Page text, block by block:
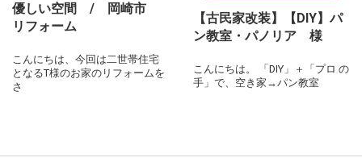
優しい空間 / 岡崎市
リフォーム
こんにちは、今回は二世帯住宅
となるT様のお家のリフォームを
さ
【古民家改装】【DIY】パ
ン教室・パノリア 様
こんにちは。 「DIY」＋「プロ の
手」で、空き家→パン教室